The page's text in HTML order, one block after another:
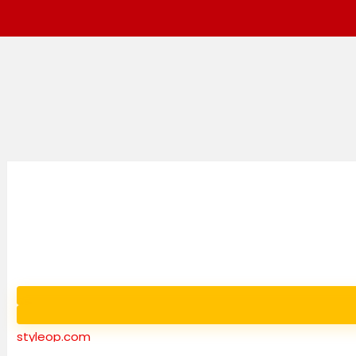
styleop.com